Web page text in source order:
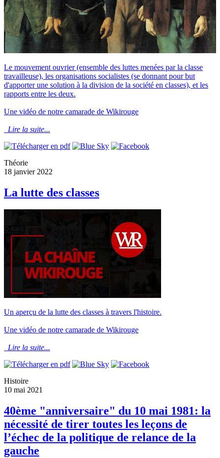
Le mouvement ouvrier (ensemble des luttes menées par la classe
travailleuse), les organisations socialistes (se donnant pour but
d'apporter une solution à la division de la société en classes), et les
rapports entre les deux.
Une vidéo de notre camarade de Wikirouge
Lire la suite...
Théorie
18 janvier 2022
La lutte des classes
Un aperçu de la lutte des classes à travers l'histoire.
Une vidéo de notre camarade de Wikirouge
Lire la suite...
Histoire
10 mai 2021
40ème "anniversaire" du 10 mai 1981: la
nécessité de tirer toutes les leçons de
l’échec de la politique de relance de la
gauche